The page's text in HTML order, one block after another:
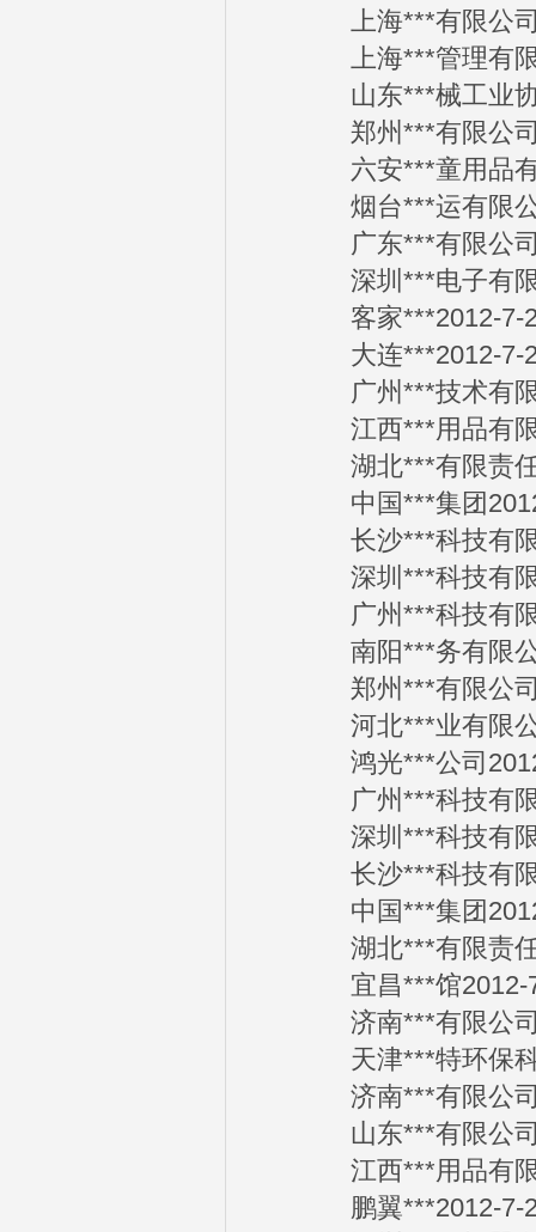
上海***有限公司
上海***管理有限
山东***械工业协
郑州***有限公司
六安***童用品有
烟台***运有限公
广东***有限公司
深圳***电子有限
客家***2012-7-
大连***2012-7-
广州***技术有限
江西***用品有限
湖北***有限责任
中国***集团
长沙***科技有限
深圳***科技有限
广州***科技有限
南阳***务有限公
郑州***有限公司
河北***业有限公
鸿光***公司
广州***科技有限
深圳***科技有限
长沙***科技有限
中国***集团
湖北***有限责任
宜昌***馆2012-
济南***有限公司
天津***特环保科
济南***有限公司
山东***有限公司
江西***用品有限
鹏翼***2012-7-